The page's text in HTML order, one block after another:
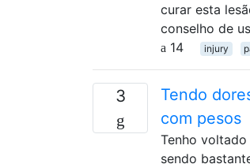
curar esta
conselho de
14
injury
3
Tendo
com pesos
Tenho
sendo